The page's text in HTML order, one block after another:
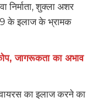
शुक्ला अशर
19 के इलाज के भ्रामक
जागरूकता का अभाव
का इलाज करने का